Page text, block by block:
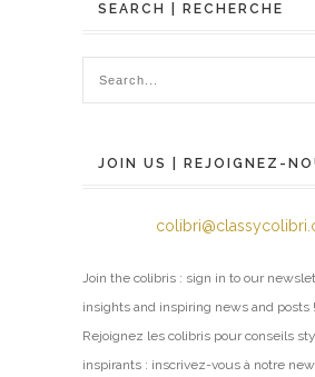
SEARCH | RECHERCHE
JOIN US | REJOIGNEZ-
Join the colibris : sign in to our
insights and inspiring news and posts !
Rejoignez les colibris pour conseils
inspirants : inscrivez-vous à notre